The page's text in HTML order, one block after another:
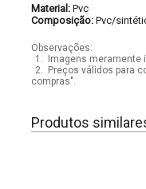
Material: Pvc
Composição: Pvc/
Observações:
1.
Imagens
2.
Preços válidos para
compras".
Produtos